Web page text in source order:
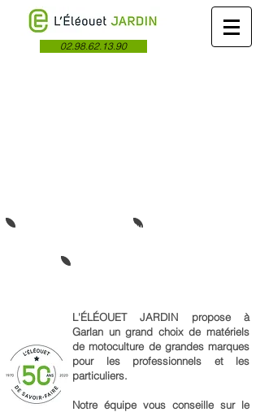
02.98.62.13.90
Du matériel aux services, nous
Entretien de vos équipements de
L'ÉLÉOUET JARDIN propose à
Garlan un grand choix de matériels
de motoculture de grandes marques
pour les professionnels et les
particuliers.
Notre équipe vous conseille sur le